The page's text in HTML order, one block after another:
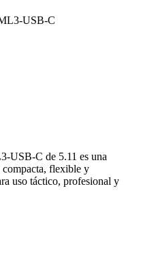
USB-C
USB-C de 5.11 es una
flexible y
uso táctico, profesional y